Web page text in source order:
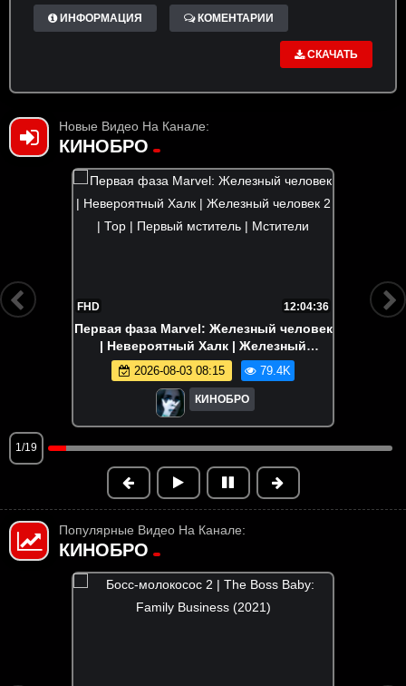
ИНФОРМАЦИЯ КОМЕНТАРИИ
СКАЧАТЬ
Новые Видео На Канале:
КИНОБРО
FHD 12:04:36
Первая фаза Marvel: Железный человек
| Невероятный Халк | Железный
человек 2 | Тор | Первый мститель |
Мстители
2026-08-03 08:15 79.4K
КИНОБРО
1/19
Популярные Видео На Канале:
КИНОБРО